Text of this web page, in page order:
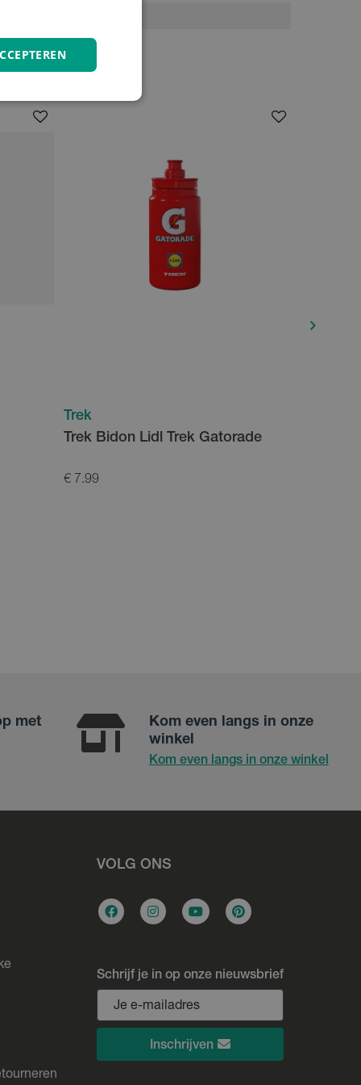
Trek
Trek Bidon Lidl Trek Gatorade
€ 7.99
met
Kom even langs in onze
winkel
Kom even langs in onze winkel
VOLG ONS
Schrijf je in op onze nieuwsbrief
Inschrijven